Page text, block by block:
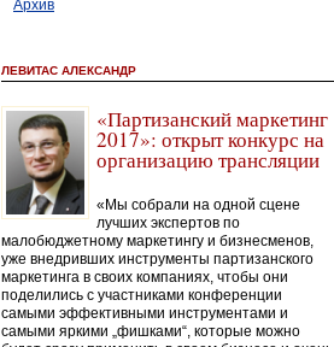
Архив
ЛЕВИТАС АЛЕКСАНДР
«Партизанский маркетинг
2017»: открыт конкурс на
организацию трансляции
«Мы собрали на одной сцене
лучших экспертов по
малобюджетному маркетингу и бизнесменов,
уже внедривших инструменты партизанского
маркетинга в своих компаниях, чтобы они
поделились с участниками конференции
самыми эффективными инструментами и
самыми яркими „фишками“, которые можно